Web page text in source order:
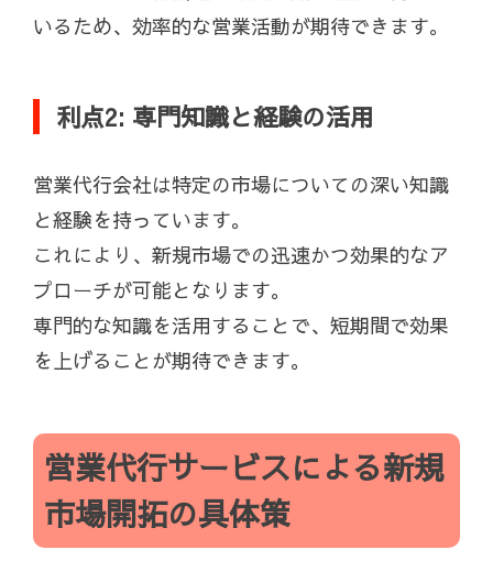
いるため、効率的な営業活動が期待できます。
利点2: 専門知識と経験の活用
営業代行会社は特定の市場についての深い知識
と経験を持っています。
これにより、新規市場での迅速かつ効果的なア
プローチが可能となります。
専門的な知識を活用することで、短期間で効果
を上げることが期待できます。
営業代行サービスによる新規
市場開拓の具体策